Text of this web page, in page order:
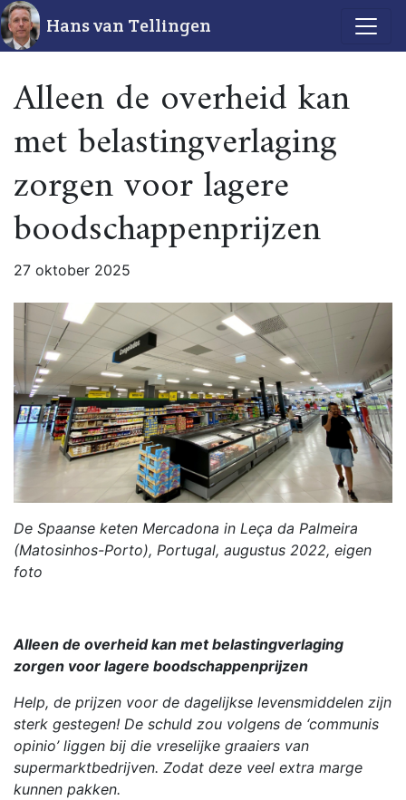
Hans van Tellingen
Alleen de overheid kan
met belastingverlaging
zorgen voor lagere
boodschappenprijzen
27 oktober 2025
De Spaanse keten Mercadona in Leça da Palmeira
(Matosinhos-Porto), Portugal, augustus 2022, eigen
foto
Alleen de overheid kan met belastingverlaging
zorgen voor lagere boodschappenprijzen
Help, de prijzen voor de dagelijkse levensmiddelen zijn
sterk gestegen! De schuld zou volgens de ‘communis
opinio’ liggen bij die vreselijke graaiers van
supermarktbedrijven. Zodat deze veel extra marge
kunnen pakken.